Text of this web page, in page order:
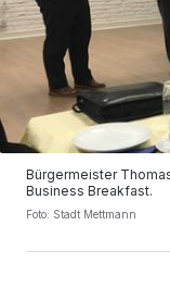
Bürgermeister
Business Breakfast.
Foto: Stadt Mettmann